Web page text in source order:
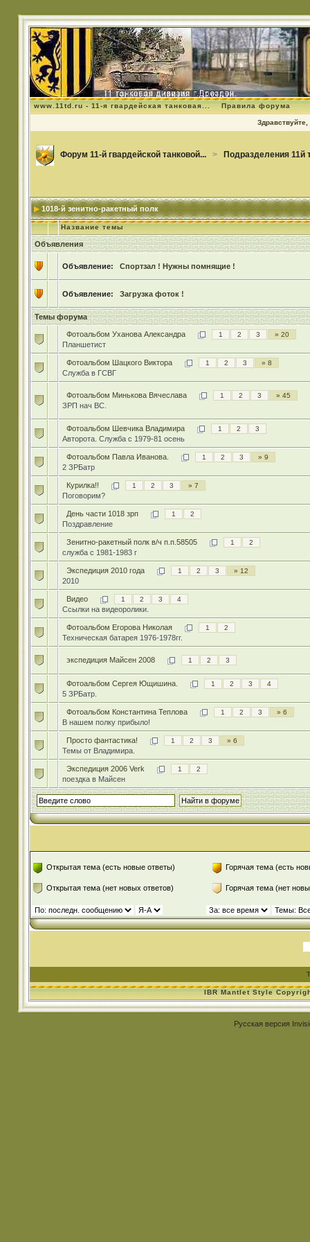
www.11td.ru - 11-я гвардейская танковая... Правила форума
Здравствуйте,
Форум 11-й гвардейской танковой... > Подразделения 11й
1018-й зенитно-ракетный полк
Название темы
Объявления
Объявление: Спортзал ! Нужны помнящие !
Объявление: Загрузка фоток !
Темы форума
Фотоальбом Уханова Александра 1 2 3 » 20
Планшетист
Фотоальбом Шацкого Виктора 1 2 3 » 8
Служба в ГСВГ
Фотоальбом Минькова Вячеслава 1 2 3 » 45
ЗРП нач ВС.
Фотоальбом Шевчика Владимира 1 2 3
Авторота. Служба с 1979-81 осень
Фотоальбом Павла Иванова. 1 2 3 » 9
2 ЗРБатр
Курилка!! 1 2 3 » 7
Поговорим?
День части 1018 зрп 1 2
Поздравление
Зенитно-ракетный полк в/ч п.п.58505 1 2
служба с 1981-1983 г
Экспедиция 2010 года 1 2 3 » 12
2010
Видео 1 2 3 4
Ссылки на видеоролики.
Фотоальбом Егорова Николая 1 2
Техническая батарея 1976-1978гг.
экспедиция Майсен 2008 1 2 3
Фотоальбом Сергея Ющишина. 1 2 3 4
5 ЗРБатр.
Фотоальбом Константина Теплова 1 2 3 » 6
В нашем полку прибыло!
Просто фантастика! 1 2 3 » 6
Темы от Владимира.
Экспедиция 2006 Verk 1 2
поездка в Майсен
Открытая тема (есть новые ответы)
Открытая тема (нет новых ответов)
Горячая тема (есть
Горячая тема (нет
IBR Mantlet Style
Русская версия